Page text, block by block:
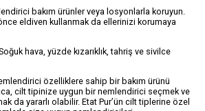
bakım ürünler veya losyonlarla koruyun.
önce eldiven kullanmak da ellerinizi korumaya
hava, yüzde kızarıklık, tahriş ve sivilce
özelliklere sahip bir bakım ürünü
cilt tipinize uygun bir nemlendirici seçmek ve
da yararlı olabilir. Etat Pur’ün cilt tiplerine özel